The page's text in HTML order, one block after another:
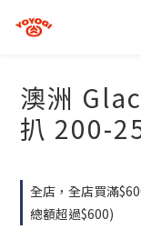
澳洲
扒 200-
全店，全店買滿
總額超過$600)